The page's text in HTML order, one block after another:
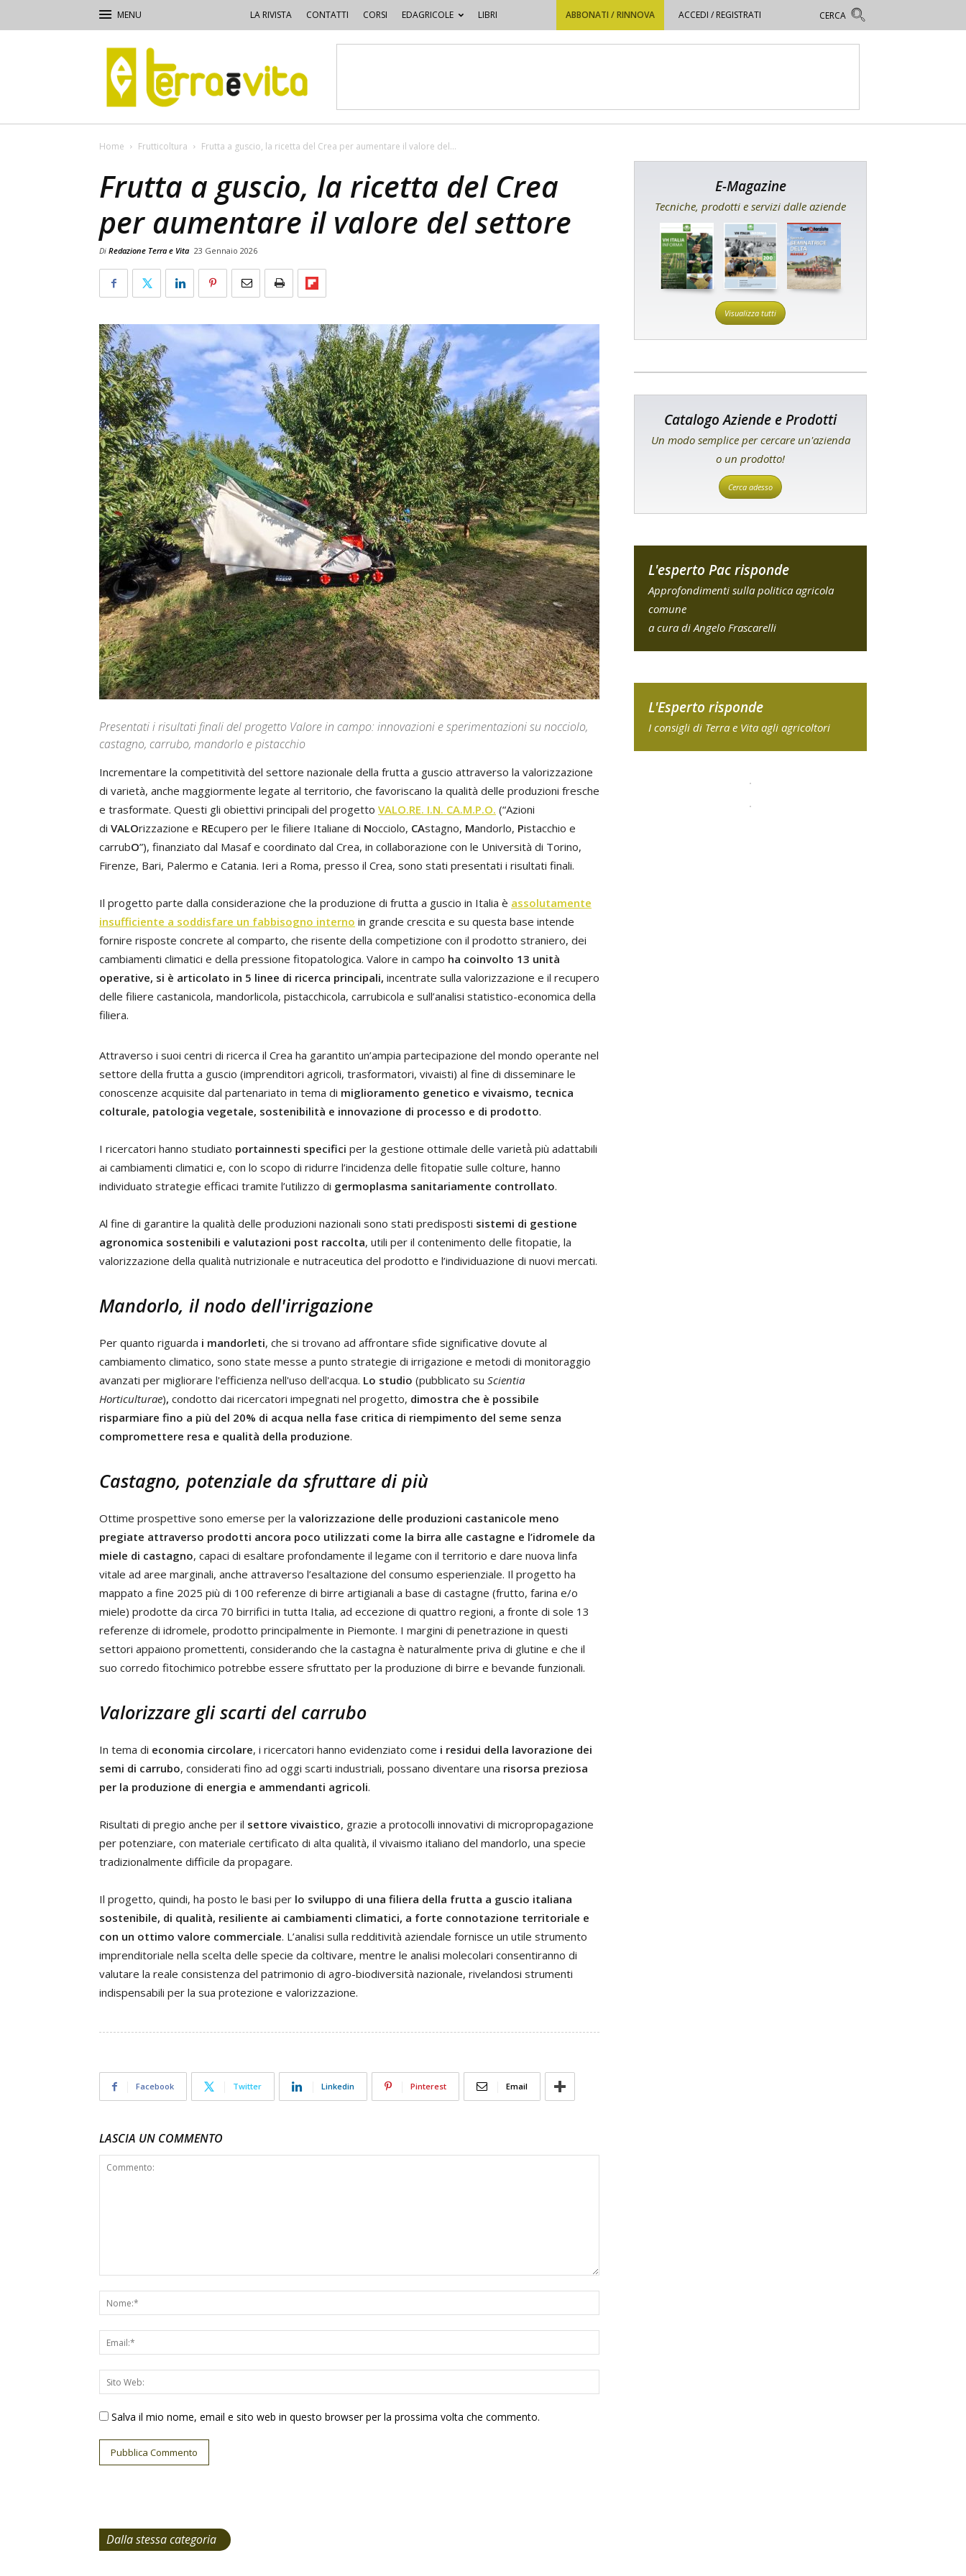
LA RIVISTA CONTATTI CORSI EDAGRICOLE LIBRI ABBONATI / RINNOVA ACCEDI / REGISTRATI
Terra
e
Vita
Home Frutticoltura Frutta a guscio, la ricetta del Crea per aumentare il valore del...
Frutta a guscio, la ricetta del Crea
per aumentare il valore del settore
Di Redazione Terra e Vita 23 Gennaio 2026
Presentati i risultati finali del progetto Valore in campo: innovazioni e sperimentazioni su nocciolo,
castagno, carrubo, mandorlo e pistacchio
Incrementare la competitività del settore nazionale della frutta a guscio attraverso la valorizzazione
di varietà, anche maggiormente legate al territorio, che favoriscano la qualità delle produzioni fresche
e trasformate. Questi gli obiettivi principali del progetto VALO.RE. I.N. CA.M.P.O. (“Azioni
di VALOrizzazione e REcupero per le filiere Italiane di Nocciolo, CAstagno, Mandorlo, Pistacchio e
carrubO”), finanziato dal Masaf e coordinato dal Crea, in collaborazione con le Università di Torino,
Firenze, Bari, Palermo e Catania. Ieri a Roma, presso il Crea, sono stati presentati i risultati finali.
Il progetto parte dalla considerazione che la produzione di frutta a guscio in Italia è assolutamente
insufficiente a soddisfare un fabbisogno interno in grande crescita e su questa base intende
fornire risposte concrete al comparto, che risente della competizione con il prodotto straniero, dei
cambiamenti climatici e della pressione fitopatologica. Valore in campo ha coinvolto 13 unità
operative, si è articolato in 5 linee di ricerca principali, incentrate sulla valorizzazione e il recupero
delle filiere castanicola, mandorlicola, pistacchicola, carrubicola e sull’analisi statistico-economica della
filiera.
Attraverso i suoi centri di ricerca il Crea ha garantito un’ampia partecipazione del mondo operante nel
settore della frutta a guscio (imprenditori agricoli, trasformatori, vivaisti) al fine di disseminare le
conoscenze acquisite dal partenariato in tema di miglioramento genetico e vivaismo, tecnica
colturale, patologia vegetale, sostenibilità e innovazione di processo e di prodotto.
I ricercatori hanno studiato portainnesti specifici per la gestione ottimale delle varietà̀ più adattabili
ai cambiamenti climatici e, con lo scopo di ridurre l’incidenza delle fitopatie sulle colture, hanno
individuato strategie efficaci tramite l’utilizzo di germoplasma sanitariamente controllato.
Al fine di garantire la qualità delle produzioni nazionali sono stati predisposti sistemi di gestione
agronomica sostenibili e valutazioni post raccolta, utili per il contenimento delle fitopatie, la
valorizzazione della qualità nutrizionale e nutraceutica del prodotto e l’individuazione di nuovi mercati.
Mandorlo, il nodo dell'irrigazione
Per quanto riguarda i mandorleti, che si trovano ad affrontare sfide significative dovute al
cambiamento climatico, sono state messe a punto strategie di irrigazione e metodi di monitoraggio
avanzati per migliorare l'efficienza nell'uso dell'acqua. Lo studio (pubblicato su Scientia
Horticulturae), condotto dai ricercatori impegnati nel progetto, dimostra che è possibile
risparmiare fino a più del 20% di acqua nella fase critica di riempimento del seme senza
compromettere resa e qualità della produzione.
Castagno, potenziale da sfruttare di più
Ottime prospettive sono emerse per la valorizzazione delle produzioni castanicole meno
pregiate attraverso prodotti ancora poco utilizzati come la birra alle castagne e l’idromele da
miele di castagno, capaci di esaltare profondamente il legame con il territorio e dare nuova linfa
vitale ad aree marginali, anche attraverso l’esaltazione del consumo esperienziale. Il progetto ha
mappato a fine 2025 più di 100 referenze di birre artigianali a base di castagne (frutto, farina e/o
miele) prodotte da circa 70 birrifici in tutta Italia, ad eccezione di quattro regioni, a fronte di sole 13
referenze di idromele, prodotto principalmente in Piemonte. I margini di penetrazione in questi
settori appaiono promettenti, considerando che la castagna è naturalmente priva di glutine e che il
suo corredo fitochimico potrebbe essere sfruttato per la produzione di birre e bevande funzionali.
Valorizzare gli scarti del carrubo
In tema di economia circolare, i ricercatori hanno evidenziato come i residui della lavorazione dei
semi di carrubo, considerati fino ad oggi scarti industriali, possano diventare una risorsa preziosa
per la produzione di energia e ammendanti agricoli.
Risultati di pregio anche per il settore vivaistico, grazie a protocolli innovativi di micropropagazione
per potenziare, con materiale certificato di alta qualità, il vivaismo italiano del mandorlo, una specie
tradizionalmente difficile da propagare.
Il progetto, quindi, ha posto le basi per lo sviluppo di una filiera della frutta a guscio italiana
sostenibile, di qualità, resiliente ai cambiamenti climatici, a forte connotazione territoriale e
con un ottimo valore commerciale. L’analisi sulla redditività aziendale fornisce un utile strumento
imprenditoriale nella scelta delle specie da coltivare, mentre le analisi molecolari consentiranno di
valutare la reale consistenza del patrimonio di agro-biodiversità nazionale, rivelandosi strumenti
indispensabili per la sua protezione e valorizzazione.
Facebook Twitter Linkedin Pinterest Email
LASCIA UN COMMENTO
Salva il mio nome, email e sito web in questo browser per la prossima volta che commento.
E-Magazine
Tecniche, prodotti e servizi dalle aziende
Visualizza tutti
Catalogo Aziende e Prodotti
Un modo semplice per cercare un'azienda
o un prodotto!
Cerca adesso
L'esperto Pac risponde
Approfondimenti sulla politica agricola
comune
a cura di Angelo Frascarelli
L'Esperto risponde
I consigli di Terra e Vita agli agricoltori
Dalla stessa categoria